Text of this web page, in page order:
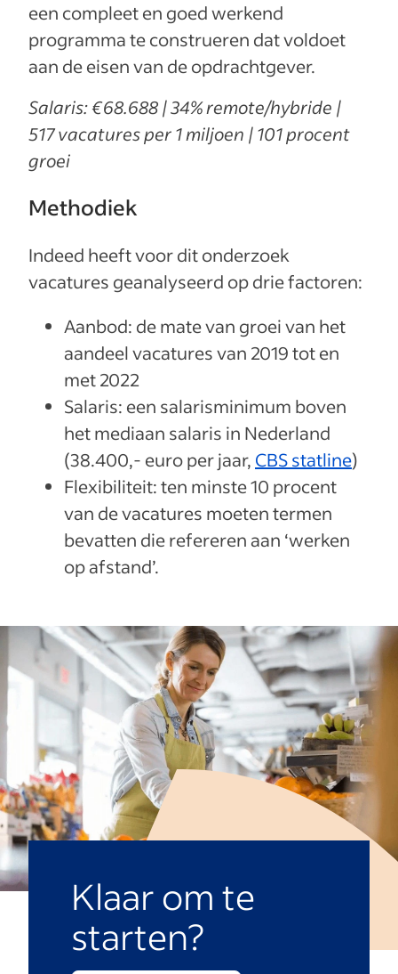
een compleet en goed werkend
programma te construeren dat voldoet
aan de eisen van de opdrachtgever.
Salaris: €68.688 | 34% remote/hybride |
517 vacatures per 1 miljoen | 101 procent
groei
Methodiek
Indeed heeft voor dit onderzoek
vacatures geanalyseerd op drie factoren:
Aanbod: de mate van groei van het
aandeel vacatures van 2019 tot en
met 2022
Salaris: een salarisminimum boven
het mediaan salaris in Nederland
(38.400,- euro per jaar, CBS statline)
Flexibiliteit: ten minste 10 procent
van de vacatures moeten termen
bevatten die refereren aan ‘werken
op afstand’.
Klaar om te
starten?